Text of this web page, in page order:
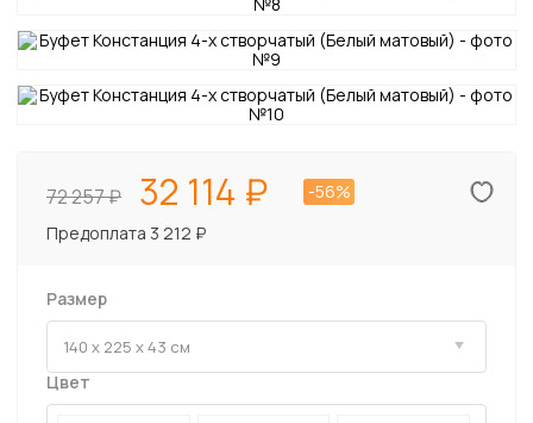
72 257 32 114
-56%
Предоплата 3 212 ₽
Размер
Цвет